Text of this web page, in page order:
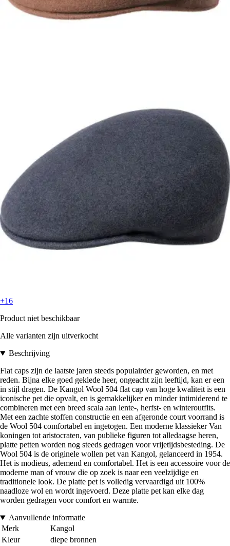
+16
Product niet beschikbaar
Alle varianten zijn uitverkocht
Beschrijving
Flat caps zijn de laatste jaren steeds populairder geworden, en met
reden. Bijna elke goed geklede heer, ongeacht zijn leeftijd, kan er een
in stijl dragen. De Kangol Wool 504 flat cap van hoge kwaliteit is een
iconische pet die opvalt, en is gemakkelijker en minder intimiderend te
combineren met een breed scala aan lente-, herfst- en winteroutfits.
Met een zachte stoffen constructie en een afgeronde court voorrand is
de Wool 504 comfortabel en ingetogen. Een moderne klassieker Van
koningen tot aristocraten, van publieke figuren tot alledaagse heren,
platte petten worden nog steeds gedragen voor vrijetijdsbesteding. De
Wool 504 is de originele wollen pet van Kangol, gelanceerd in 1954.
Het is modieus, ademend en comfortabel. Het is een accessoire voor de
moderne man of vrouw die op zoek is naar een veelzijdige en
traditionele look. De platte pet is volledig vervaardigd uit 100%
naadloze wol en wordt ingevoerd. Deze platte pet kan elke dag
worden gedragen voor comfort en warmte.
Aanvullende informatie
Merk
Kangol
Kleur
diepe bronnen